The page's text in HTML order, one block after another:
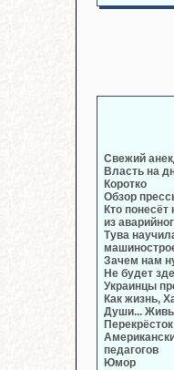
Свежий
Власть на
Коротко
Обзор
Кто
из
Тува
Зачем нам
Не будет
Украинцы
Как жизнь,
Души...
педагогов
Юмор